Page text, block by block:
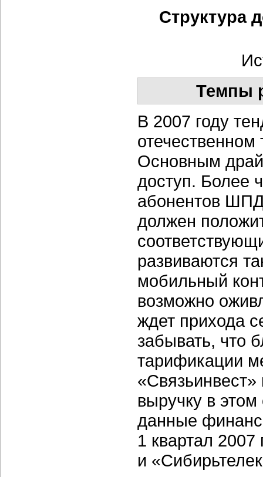
Структура
Темпы
В 2007 году
отечественном
Основным
доступ. Более
абонентов ШПД
должен
развиваются
мобильный
возможно
ждет прихода
забывать, что
тарификации
выручку в
данные
1 квартал
и